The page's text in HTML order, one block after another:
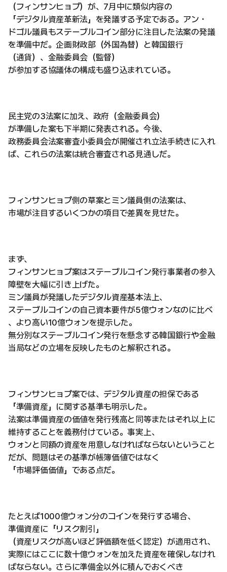
（フィンサンヒョプ）が、7月中に類似内容の
「デジタル資産革新法」を発議する予定である。アン・
ドゴル議員もステーブルコイン部分に注目した法案の発議
を準備中だ。企画財政部（外国為替）と韓国銀行
（通貨）、金融委員会（監督）
が参加する協議体の構成も盛り込まれている。
民主党の3法案に加え、政府（金融委員会）
が準備した案も下半期に発表される。今後、
政務委員会法案審査小委員会が開催され立法手続きに入れ
ば、これらの法案は統合審査される見通しだ。
フィンサンヒョプ側の草案とミン議員側の法案は、
市場が注目するいくつかの項目で差異を見せた。
まず、
フィンサンヒョプ案はステーブルコイン発行事業者の参入
障壁を大幅に引き上げた。
ミン議員が発議したデジタル資産基本法上、
ステーブルコインの自己資本要件が5億ウォンなのに比べ
、より高い10億ウォンを提示した。
無分別なステーブルコイン発行を懸念する韓国銀行や金融
当局などの立場を反映したものと解釈される。
フィンサンヒョプ案では、デジタル資産の担保である
「準備資産」に関する基準も明示した。
法案は準備資産の価値を発行残高と同等またはそれ以上に
維持することを義務付けている。事実上、
ウォンと同額の資産を用意しなければならないということ
だが、問題はその基準が帳簿価値ではなく
「市場評価価値」である点だ。
たとえば1000億ウォン分のコインを発行する場合、
準備資産に「リスク割引」
（資産リスクが高いほど評価額を低く認定）が適用され、
実際にはここに数十億ウォンを加えた資産を確保しなけれ
ばならない。さらに準備金以外に積んでおくべき